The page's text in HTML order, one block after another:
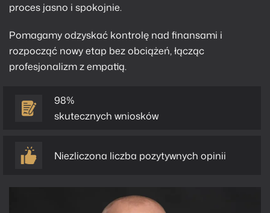
proces jasno i spokojnie.
Pomagamy odzyskać kontrolę nad finansami i
rozpocząć nowy etap bez obciążeń, łącząc
profesjonalizm z empatią.
98%
skutecznych wniosków
Niezliczona liczba pozytywnych opinii